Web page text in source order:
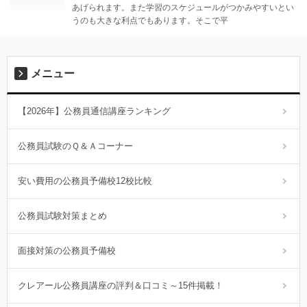
あげられます。また学習のスケジュールがつかみやすいとい
うのも大きな利点でもあります。そこで平
メニュー
【2026年】公務員通信講座ランキング
公務員試験のＱ＆Ａコーナー
安い費用の公務員予備校12校比較
公務員試験対策まとめ
面接対策の公務員予備校
クレアール公務員講座の評判＆口コミ～15件掲載！